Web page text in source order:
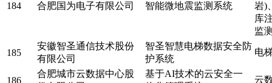
184 合肥国为电子有限公司 智能微地震监测系统
岩)
库
监
185
安徽智圣通信技术股份
有限公司
智圣智慧电梯数据安全防
护系统
电
186
合肥城市云数据中心股
基于AI技术的云安全一
云